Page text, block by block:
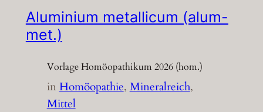
Aluminium metallicum (alum-
met.)
Vorlage Homöopathikum 2026 (hom.)
inHomöopathie, Mineralreich
Mittel